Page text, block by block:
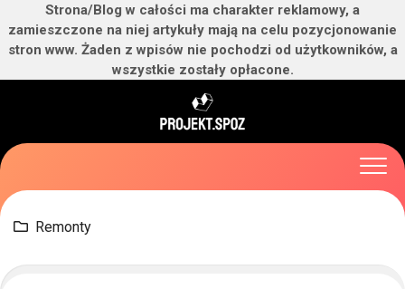
Strona/Blog w całości ma charakter reklamowy, a
zamieszczone na niej artykuły mają na celu pozycjonowanie
stron www. Żaden z wpisów nie pochodzi od użytkowników, a
wszystkie zostały opłacone.
Remonty